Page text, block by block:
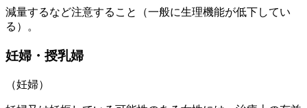
減量するなど注意すること（一般に生理機能が低下してい
る）。
妊婦・授乳婦
（妊婦）